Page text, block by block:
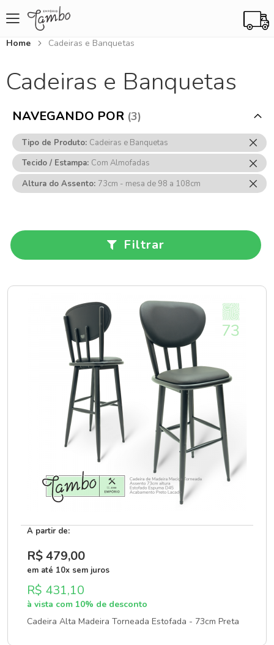
Home Cadeiras e Banquetas
Cadeiras e Banquetas
Filtrar
A partir de:
R$ 479,00
em até 10x sem juros
R$ 431,10
à vista com 10% de desconto
Cadeira Alta Madeira Torneada Estofada - 73cm Preta
NAVEGANDO POR
Tipo de Produto Cadeiras e Banquetas
Esse
Item
Tecido / Estampa Com Almofadas
Esse
Item
Altura do Assento 73cm - mesa de 98 a 108cm
Esse